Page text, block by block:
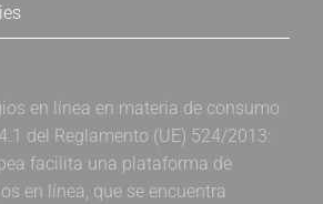
en línea en materia de consumo
del Reglamento (UE) 524/2013:
facilita una plataforma de
en línea, que se encuentra